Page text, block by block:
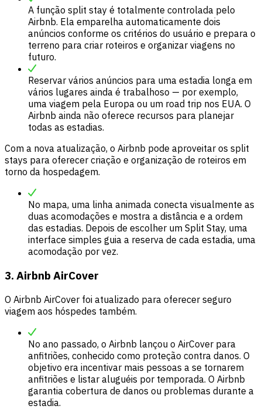
A função split stay é totalmente controlada pelo
Airbnb. Ela emparelha automaticamente dois
anúncios conforme os critérios do usuário e prepara o
terreno para criar roteiros e organizar viagens no
futuro.
Reservar vários anúncios para uma estadia longa em
vários lugares ainda é trabalhoso — por exemplo,
uma viagem pela Europa ou um road trip nos EUA. O
Airbnb ainda não oferece recursos para planejar
todas as estadias.
Com a nova atualização, o Airbnb pode aproveitar os split
stays para oferecer criação e organização de roteiros em
torno da hospedagem.
No mapa, uma linha animada conecta visualmente as
duas acomodações e mostra a distância e a ordem
das estadias. Depois de escolher um Split Stay, uma
interface simples guia a reserva de cada estadia, uma
acomodação por vez.
3. Airbnb AirCover
O Airbnb AirCover foi atualizado para oferecer seguro
viagem aos hóspedes também.
No ano passado, o Airbnb lançou o AirCover para
anfitriões, conhecido como proteção contra danos. O
objetivo era incentivar mais pessoas a se tornarem
anfitriões e listar aluguéis por temporada. O Airbnb
garantia cobertura de danos ou problemas durante a
estadia.